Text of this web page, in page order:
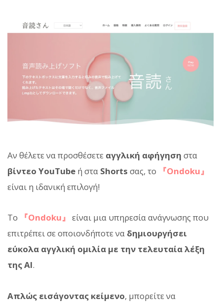
Αν θέλετε να προσθέσετε αγγλική αφήγηση στα
βίντεο YouTube ή στα Shorts σας, το
『Ondoku』
είναι η ιδανική επιλογή!
Το 『Ondoku』 είναι μια υπηρεσία ανάγνωσης που
επιτρέπει σε οποιονδήποτε να δημιουργήσει
εύκολα αγγλική ομιλία με την τελευταία λέξη
της AI.
Απλώς εισάγοντας κείμενο, μπορείτε να